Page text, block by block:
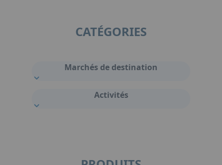
CATÉGORIES
Marchés de destination
Activités